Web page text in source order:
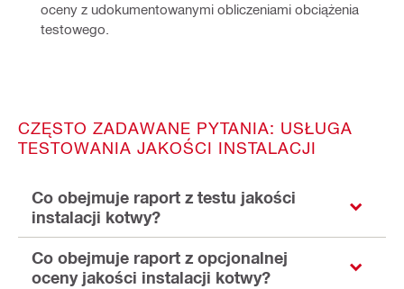
oceny z udokumentowanymi obliczeniami obciążenia
testowego.
CZĘSTO ZADAWANE PYTANIA: USŁUGA
TESTOWANIA JAKOŚCI INSTALACJI
Co obejmuje raport z testu jakości
instalacji kotwy?
Co obejmuje raport z opcjonalnej
oceny jakości instalacji kotwy?